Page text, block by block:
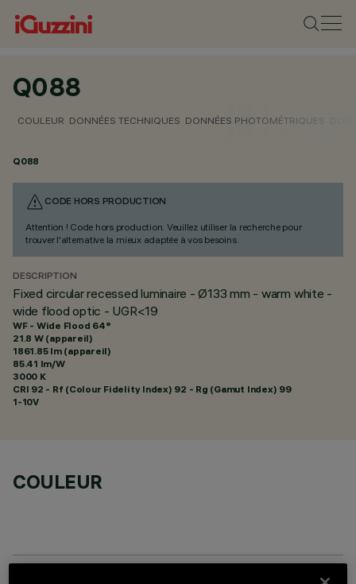
Q088
COULEUR DONNÉES TECHNIQUES DONNÉES PHOTOMÉTRIQUES
Q088
CODE HORS PRODUCTION
Attention ! Code hors production. Veuillez utiliser la recherche pour
trouver l'alternative la mieux adaptée à vos besoins.
DESCRIPTION
Fixed circular recessed luminaire - Ø133 mm - warm white -
wide flood optic - UGR<19
WF - Wide Flood 64°
21.8 W (appareil)
1861.85 lm (appareil)
85.41 lm/W
3000 K
CRI 92 - Rf (Colour Fidelity Index) 92 - Rg (Gamut Index) 99
1-10V
COULEUR